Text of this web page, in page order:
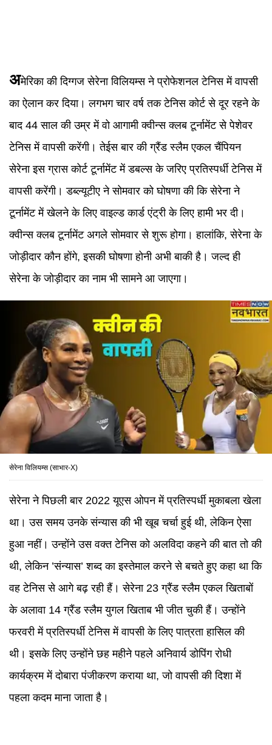
अमेरिका की दिग्गज सेरेना विलियम्स ने प्रोफेशनल टेनिस में वापसी
का ऐलान कर दिया। लगभग चार वर्ष तक टेनिस कोर्ट से दूर रहने के
बाद 44 साल की उम्र में वो आगामी क्वीन्स क्लब टूर्नामेंट से पेशेवर
टेनिस में वापसी करेंगी। तेईस बार की ग्रैंड स्लैम एकल चैंपियन
सेरेना इस ग्रास कोर्ट टूर्नामेंट में डबल्स के जरिए प्रतिस्पर्धी टेनिस में
वापसी करेंगी। डब्ल्यूटीए ने सोमवार को घोषणा की कि सेरेना ने
टूर्नामेंट में खेलने के लिए वाइल्ड कार्ड एंट्री के लिए हामी भर दी।
क्वीन्स क्लब टूर्नामेंट अगले सोमवार से शुरू होगा। हालांकि, सेरेना के
जोड़ीदार कौन होंगे, इसकी घोषणा होनी अभी बाकी है। जल्द ही
सेरेना के जोड़ीदार का नाम भी सामने आ जाएगा।
सेरेना विलियम्स (साभार-X)
सेरेना ने पिछली बार 2022 यूएस ओपन में प्रतिस्पर्धी मुकाबला खेला
था। उस समय उनके संन्यास की भी खूब चर्चा हुई थी, लेकिन ऐसा
हुआ नहीं। उन्होंने उस वक्त टेनिस को अलविदा कहने की बात तो की
थी, लेकिन ’संन्यास’ शब्द का इस्तेमाल करने से बचते हुए कहा था कि
वह टेनिस से आगे बढ़ रही हैं। सेरेना 23 ग्रैंड स्लैम एकल खिताबों
के अलावा 14 ग्रैंड स्लैम युगल खिताब भी जीत चुकी हैं। उन्होंने
फरवरी में प्रतिस्पर्धी टेनिस में वापसी के लिए पात्रता हासिल की
थी। इसके लिए उन्होंने छह महीने पहले अनिवार्य डोपिंग रोधी
कार्यक्रम में दोबारा पंजीकरण कराया था, जो वापसी की दिशा में
पहला कदम माना जाता है।